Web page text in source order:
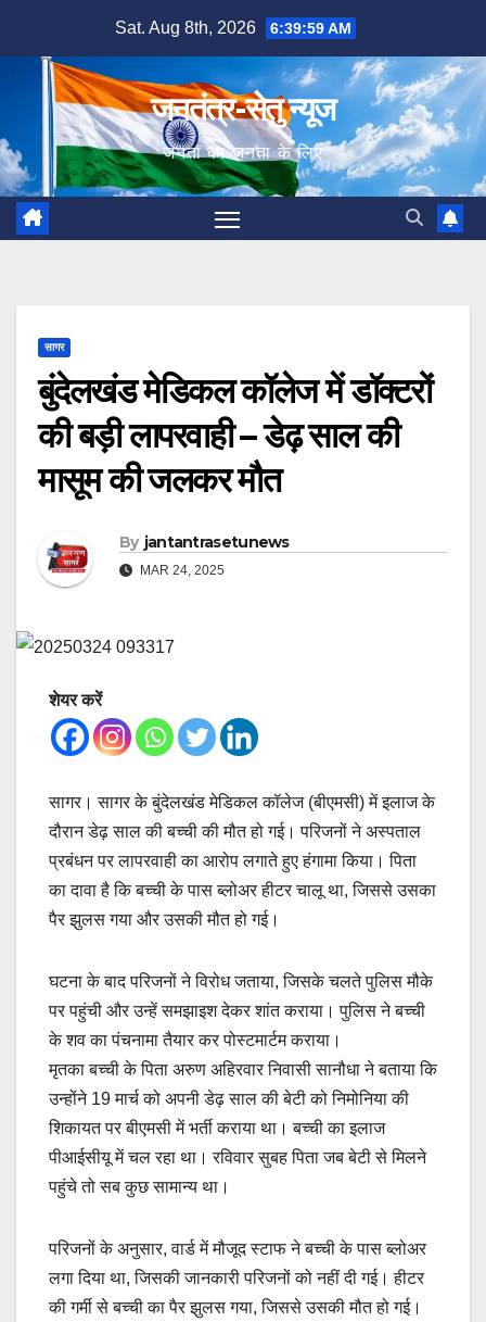
content
Sat. Aug 8th, 2026 6:40:00 AM
जनतंत्र-सेतु न्यूज
जनता का जनता के लिए
सागर
बुंदेलखंड मेडिकल कॉलेज में डॉक्टरों
की बड़ी लापरवाही – डेढ़ साल की
मासूम की जलकर मौत
By jantantrasetunews
MAR 24, 2025
शेयर करें
सागर। सागर के बुंदेलखंड मेडिकल कॉलेज (बीएमसी) में इलाज के
दौरान डेढ़ साल की बच्ची की मौत हो गई। परिजनों ने अस्पताल
प्रबंधन पर लापरवाही का आरोप लगाते हुए हंगामा किया। पिता
का दावा है कि बच्ची के पास ब्लोअर हीटर चालू था, जिससे उसका
पैर झुलस गया और उसकी मौत हो गई।
घटना के बाद परिजनों ने विरोध जताया, जिसके चलते पुलिस मौके
पर पहुंची और उन्हें समझाइश देकर शांत कराया। पुलिस ने बच्ची
के शव का पंचनामा तैयार कर पोस्टमार्टम कराया।
मृतका बच्ची के पिता अरुण अहिरवार निवासी सानौधा ने बताया कि
उन्होंने 19 मार्च को अपनी डेढ़ साल की बेटी को निमोनिया की
शिकायत पर बीएमसी में भर्ती कराया था। बच्ची का इलाज
पीआईसीयू में चल रहा था। रविवार सुबह पिता जब बेटी से मिलने
पहुंचे तो सब कुछ सामान्य था।
परिजनों के अनुसार, वार्ड में मौजूद स्टाफ ने बच्ची के पास ब्लोअर
लगा दिया था, जिसकी जानकारी परिजनों को नहीं दी गई। हीटर
की गर्मी से बच्ची का पैर झुलस गया, जिससे उसकी मौत हो गई।